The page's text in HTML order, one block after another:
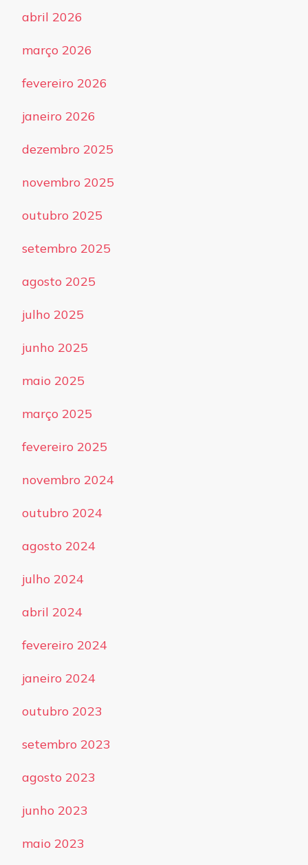
abril 2026
março 2026
fevereiro 2026
janeiro 2026
dezembro 2025
novembro 2025
outubro 2025
setembro 2025
agosto 2025
julho 2025
junho 2025
maio 2025
março 2025
fevereiro 2025
novembro 2024
outubro 2024
agosto 2024
julho 2024
abril 2024
fevereiro 2024
janeiro 2024
outubro 2023
setembro 2023
agosto 2023
junho 2023
maio 2023